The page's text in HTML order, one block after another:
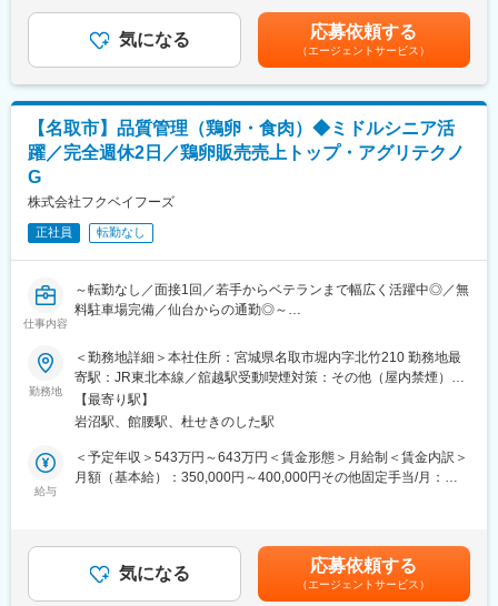
■企業の特徴／魅力：
大正10年創業の長い歴史を持ち、近海・遠洋漁業で水揚げした鮮
魚を自社工場で加工し、全国の市場やスーパーに供給していま
す。HACCP認定工場を持ち、安全・安心な製品を提供することに
力を入れています。また、産育休取得率100%と働きやすい環境が
整っています。歴史ある企業で安定したキャリアを築きたい方に
とって魅力的な職場です。海外からの輸入原料元を抑えているこ
とが強みで、海外輸入先との信頼関係も厚く、アメリカ産のたら
変更の範囲：当社業務全般
程を覚えていただきます。将来的には一つのラインを管理するラ
イン長や工場統括の工場長なども目指していただきます。
■当ポジションの魅力：
・大手スーパーや回転寿司チェーンで販売される商品を製造加工
するため、自分が手掛けた商品を店舗で見ることができます。
・全国の食卓やチェーン店を支えることができます。
・風通しが良く、フラットな人間関係が特徴です。
・転勤がなく、安定して業務に従事いただけます。
当社の製造部門には正社員8名（20代～60代の男性）と、準社
員・技能実習生など約70名が在籍しています。幅広い年齢層が活
■福利厚生：
事前に申告することで産休育休も取得でき、取得率・復帰率は共
に100%の実績です。更衣室、ロッカー有、食堂では日替わり弁当
■企業の特徴／魅力：
す。HACCP認定工場を持ち、安全・安心な製品を提供することに
力を入れています。また、産育休取得率100%と働きやすい環境が
整っています。歴史ある企業で安定したキャリアを築きたい方に
補足＞※ご経験・年齢・前職給考慮の上決定致します。■昇給：随
時■賞与：業績により決算賞与支給賃金はあくまでも目安の金額で
あり、選考を通じて上下する可能性があります。月給(月額)は固定
手当を含めた表記です。
気になる 応募依頼する
（エージェントサービス）
【名取市】品質管理（鶏卵・食肉）◆ミドルシニア活
躍／完全週休2日／鶏卵販売売上トップ・アグリテクノ
G
株式会社フクベイフーズ
正社員 転勤なし
仕事内容
～転勤なし／面接1回／若手からベテランまで幅広く活躍中◎／無
料駐車場完備／仙台からの通勤◎～
■概要
鶏卵包装（パック詰他）工場および牛タン等を取り扱う食肉加工
工場において、品質および衛生管理のマネジメント業務全般をお
任せします。
■具体的な仕事内容：
以下の業務をご担当いただきます。
・品質基準の設定、維持管理
・HACCP基準の管理
・社内教育および指導の実施
・品質および衛生管理システムの構築
勤務地
＜勤務地詳細＞本社住所：宮城県名取市堀内字北竹210 勤務地最
寄駅：JR東北本線／舘越駅受動喫煙対策：その他（屋内禁煙）変
更の範囲：会社の定める事業所
【最寄り駅】
岩沼駅、館腰駅、杜せきのした駅
給与
＜予定年収＞543万円～643万円＜賃金形態＞月給制＜賃金内訳＞
月額（基本給）：350,000円～400,000円その他固定手当/月：
（昨年度実績）※会社の業績および個人の勤務成績などを勘案のう
え、支給の有無および金額を決定します賃金はあくまでも目安の
金額であり、選考を通じて上下する可能性があります。月給(月額)
気になる 応募依頼する
（エージェントサービス）